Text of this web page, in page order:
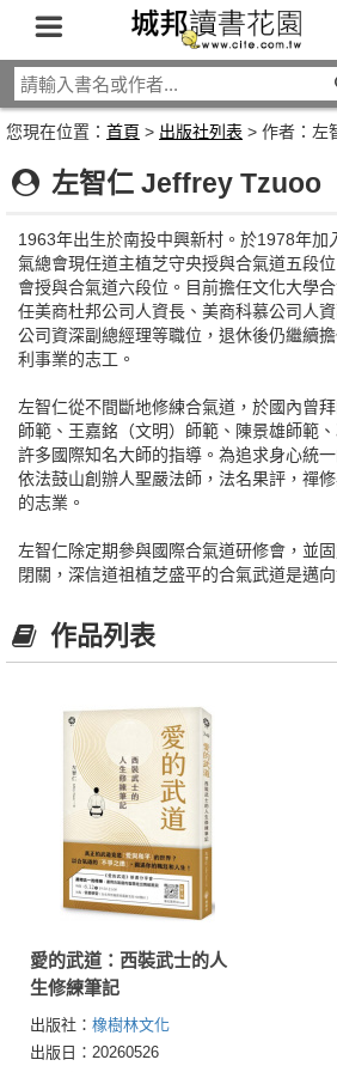
您現在位置： 首頁 > 出版社列表 > 作者：左
左智仁 Jeffrey Tzuoo
1963年出生於南投中興新村。於1978年加
氣總會現任道主植芝守央授與合氣道五段
會授與合氣道六段位。目前擔任文化大學
任美商杜邦公司人資長、美商科慕公司人
公司資深副總經理等職位，退休後仍繼續
利事業的志工。
左智仁從不間斷地修練合氣道，於國內曾
師範、王嘉銘（文明）師範、陳景雄師範
許多國際知名大師的指導。為追求身心統
依法鼓山創辦人聖嚴法師，法名果評，禪
的志業。
左智仁除定期參與國際合氣道研修會，並
閉關，深信道祖植芝盛平的合氣武道是邁
作品列表
愛的武道：西裝武士的人
生修練筆記
出版社： 橡樹林文化
出版日：20260526